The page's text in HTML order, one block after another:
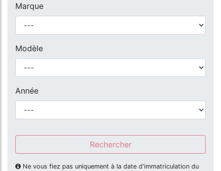
Marque
Modèle
Année
Rechercher
Ne vous fiez pas uniquement à la date d'immatriculation du